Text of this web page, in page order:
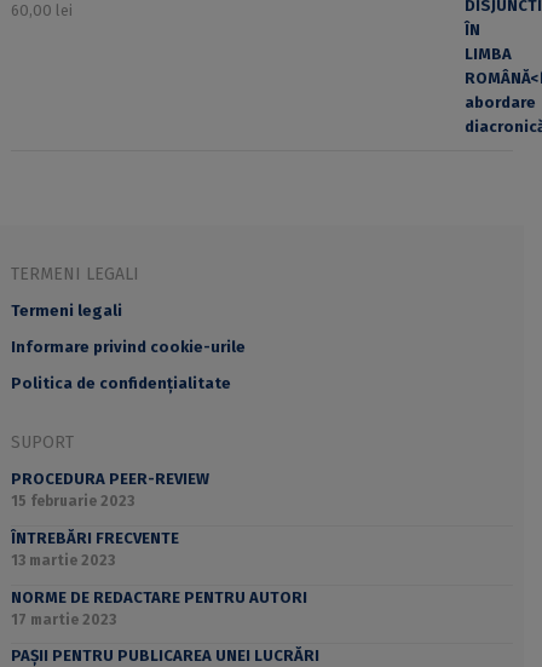
60,00 lei
TERMENI LEGALI
Termeni legali
Informare privind cookie-urile
Politica de confidențialitate
SUPORT
PROCEDURA PEER-REVIEW
15 februarie 2023
ÎNTREBĂRI FRECVENTE
13 martie 2023
NORME DE REDACTARE PENTRU AUTORI
17 martie 2023
PAȘII PENTRU PUBLICAREA UNEI LUCRĂRI